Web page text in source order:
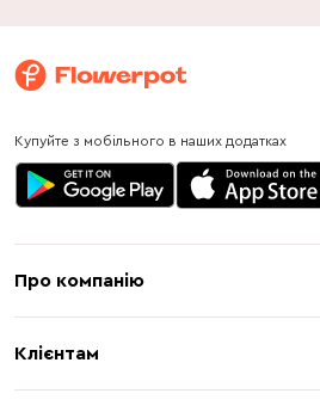
Купуйте з мобільного в наших додатках
Про компанію
Клієнтам